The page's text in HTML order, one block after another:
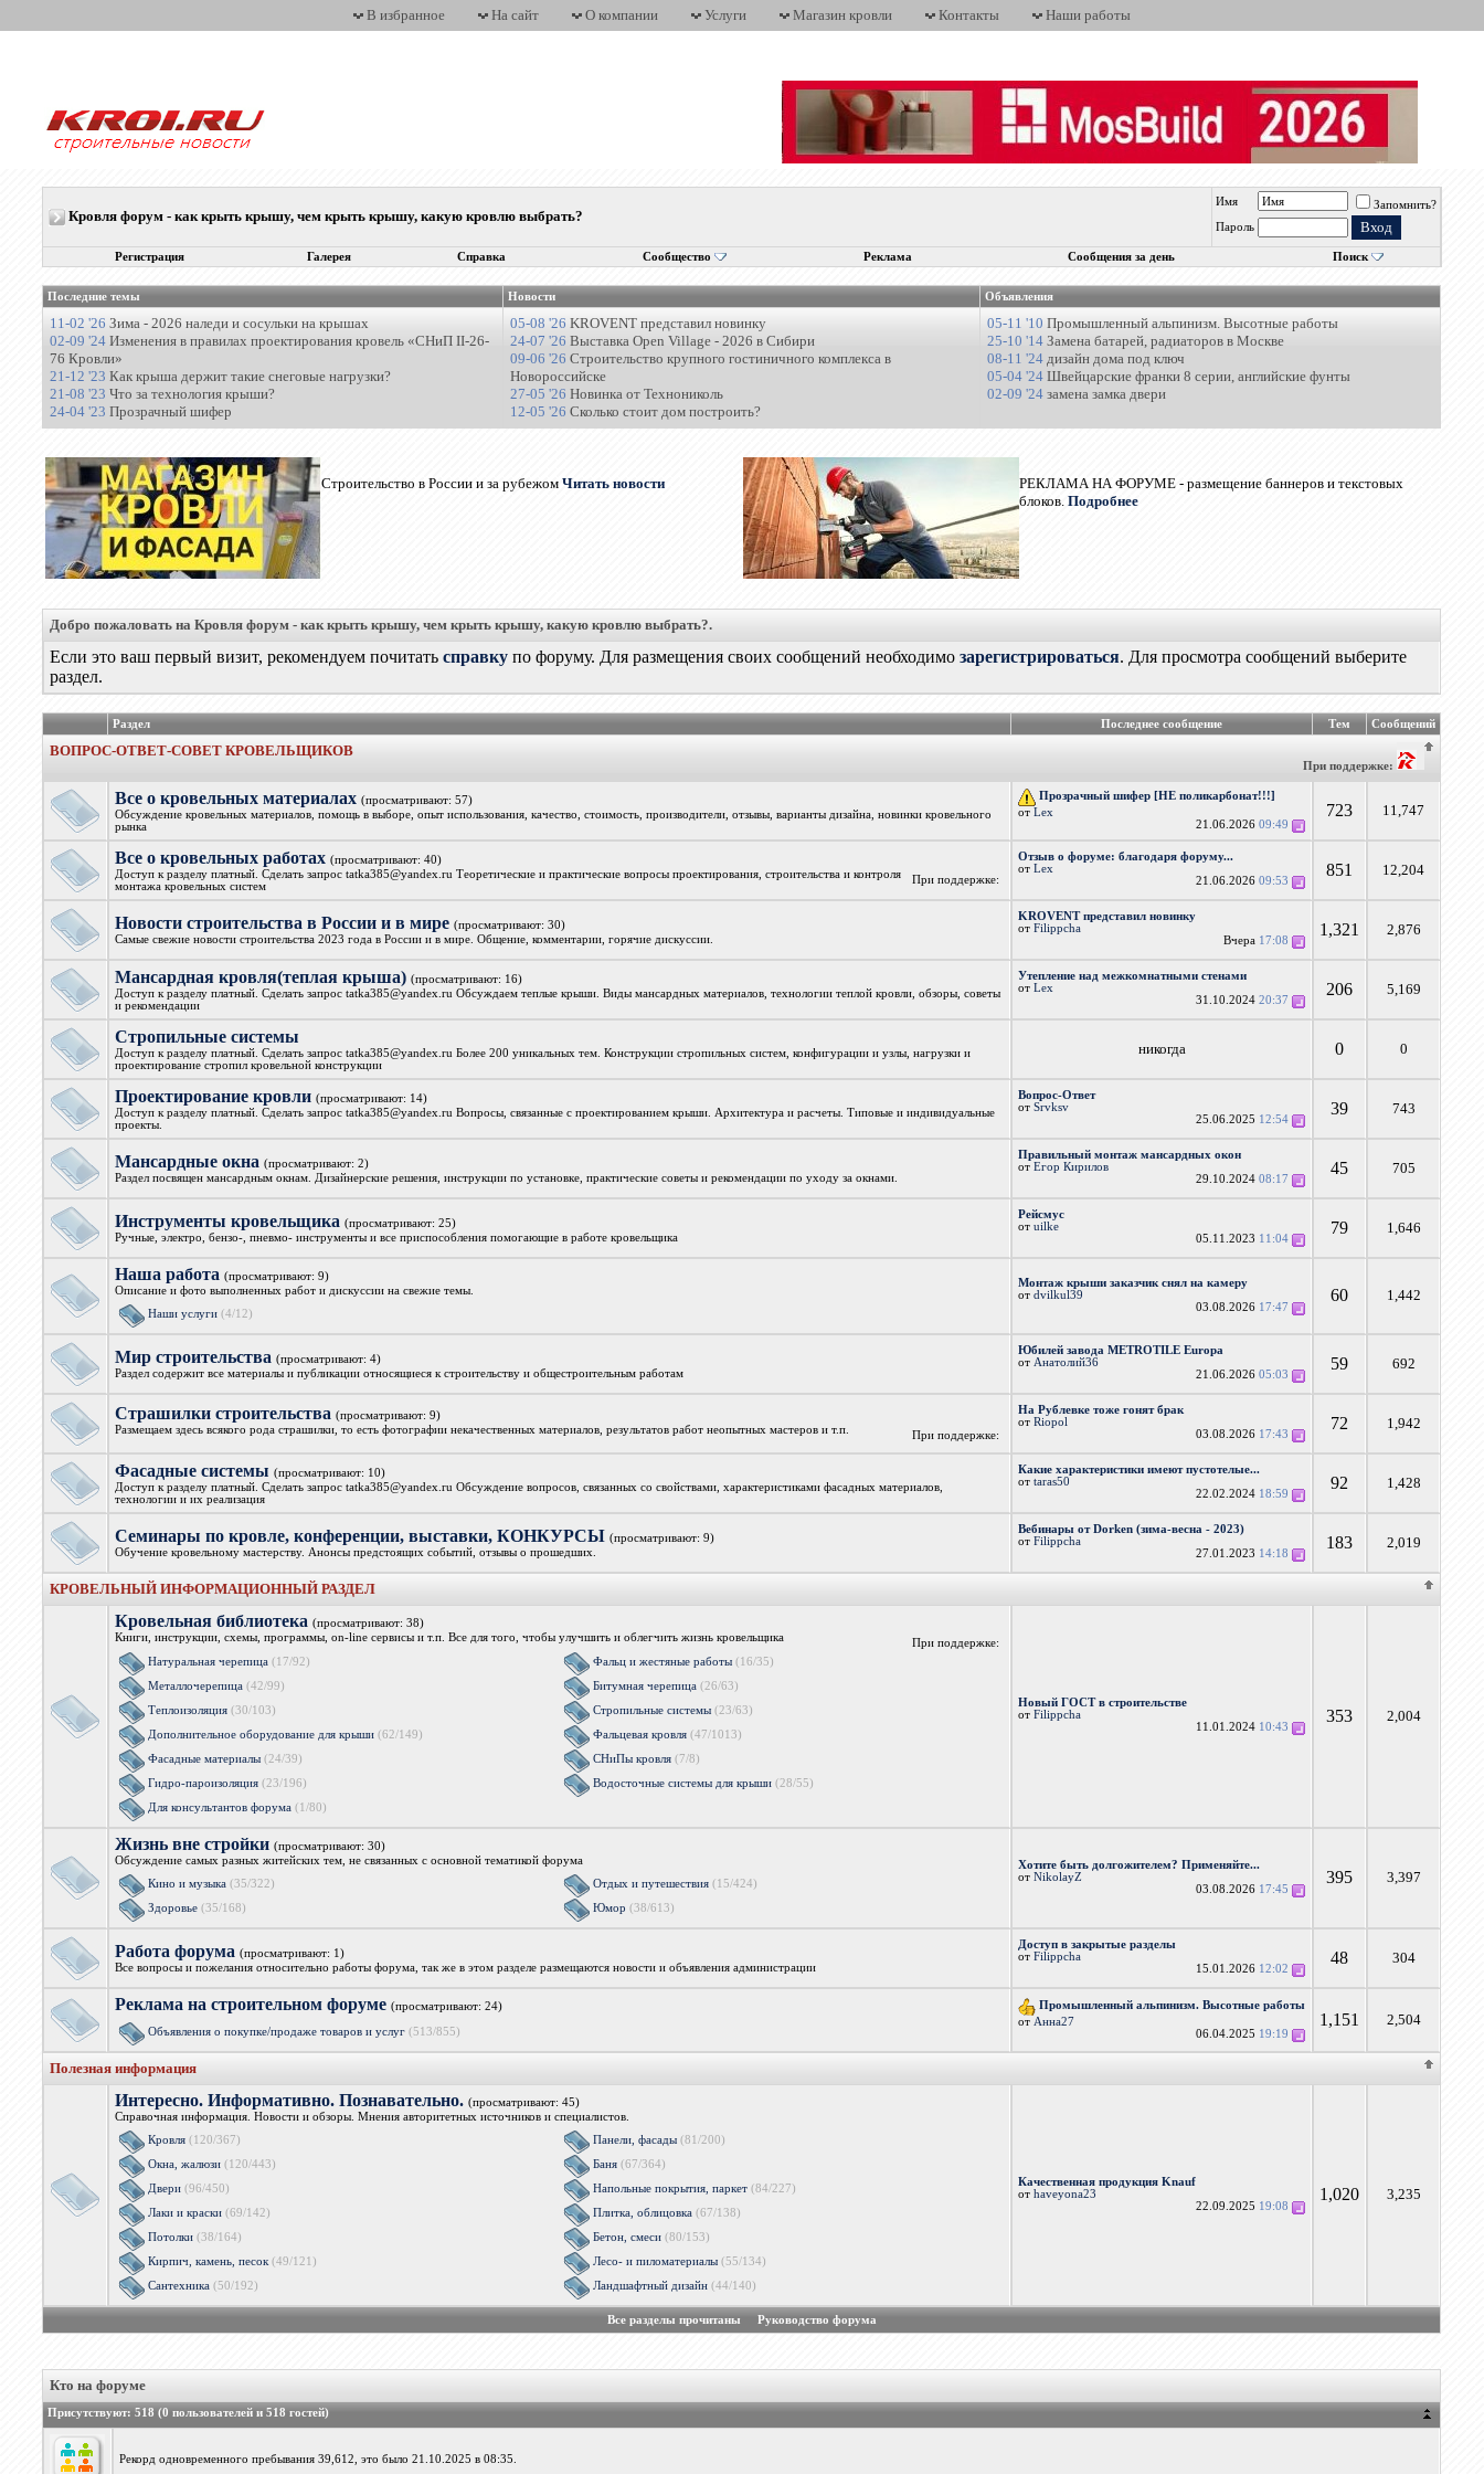
В избранное На сайт О компании Услуги Магазин кровли Контакты Наши работы
Кровля форум - как крыть крышу, чем крыть крышу, какую кровлю выбрать?
Имя
Запомнить?
Пароль
Регистрация Галерея Справка Сообщество Реклама Сообщения за день Поиск
Последние темы Новости Объявления
11-02 '26 Зима - 2026 наледи и сосульки на крышах
02-09 '24 Изменения в правилах проектирования кровель «СНиП II-26-
76 Кровли»
21-12 '23 Как крыша держит такие снеговые нагрузки?
21-08 '23 Что за технология крыши?
24-04 '23 Прозрачный шифер
05-08 '26 KROVENT представил новинку
24-07 '26 Выставка Open Village - 2026 в Сибири
09-06 '26 Строительство крупного гостиничного комплекса в
Новороссийске
27-05 '26 Новинка от Технониколь
12-05 '26 Сколько стоит дом построить?
05-11 '10 Промышленный альпинизм. Высотные работы
25-10 '14 Замена батарей, радиаторов в Москве
08-11 '24 дизайн дома под ключ
05-04 '24 Швейцарские франки 8 серии, английские фунты
02-09 '24 замена замка двери
Строительство в России и за рубежом Читать новости
РЕКЛАМА НА ФОРУМЕ - размещение баннеров и текстовых
блоков.Подробнее
Добро пожаловать на Кровля форум - как крыть крышу, чем крыть крышу, какую кровлю выбрать?.
Если это ваш первый визит, рекомендуем почитатьсправку по форуму. Для размещения своих сообщений необходимозарегистрироваться. Для просмотра сообщений выберите
раздел.
Раздел Последнее сообщение Тем Сообщений
ВОПРОС-ОТВЕТ-СОВЕТ КРОВЕЛЬЩИКОВ
При поддержке:
Все о кровельных материалах (просматривают: 57)
Обсуждение кровельных материалов, помощь в выборе, опыт использования, качество, стоимость, производители, отзывы, варианты дизайна, новинки кровельного
рынка
Прозрачный шифер [НЕ поликарбонат!!!]
отLex
21.06.202609:49
723 11,747
Все о кровельных работах (просматривают: 40)
При поддержке:
Доступ к разделу платный. Сделать запрос tatka385@yandex.ru Теоретические и практические вопросы проектирования, строительства и контроля
монтажа кровельных систем
Отзыв о форуме: благодаря форуму...
отLex
21.06.202609:53
851 12,204
Новости строительства в России и в мире (просматривают: 30)
Самые свежие новости строительства 2023 года в России и в мире. Общение, комментарии, горячие дискуссии.
KROVENT представил новинку
отFilippcha
Вчера 17:08
1,321 2,876
Мансардная кровля(теплая крыша) (просматривают: 16)
Доступ к разделу платный. Сделать запрос tatka385@yandex.ru Обсуждаем теплые крыши. Виды мансардных материалов, технологии теплой кровли, обзоры, советы
и рекомендации
Утепление над межкомнатными стенами
отLex
31.10.202420:37
206 5,169
Стропильные системы
Доступ к разделу платный. Сделать запрос tatka385@yandex.ru Более 200 уникальных тем. Конструкции стропильных систем, конфигурации и узлы, нагрузки и
проектирование стропил кровельной конструкции
никогда 0 0
Проектирование кровли (просматривают: 14)
Доступ к разделу платный. Сделать запрос tatka385@yandex.ru Вопросы, связанные с проектированием крыши. Архитектура и расчеты. Типовые и индивидуальные
проекты.
Вопрос-Ответ
отSrvksv
25.06.2025 12:54
39 743
Мансардные окна (просматривают: 2)
Раздел посвящен мансардным окнам. Дизайнерские решения, инструкции по установке, практические советы и рекомендации по уходу за окнами.
Правильный монтаж мансардных окон
отЕгор Кирилов
29.10.202408:17
45 705
Инструменты кровельщика (просматривают: 25)
Ручные, электро, бензо-, пневмо- инструменты и все приспособления помогающие в работе кровельщика
Рейсмус
отuilke
05.11.2023 11:04
79 1,646
Наша работа (просматривают: 9)
Описание и фото выполненных работ и дискуссии на свежие темы.
Наши услуги (4/12)
Монтаж крыши заказчик снял на камеру
отdvilkul39
03.08.2026 17:47
60 1,442
Мир строительства (просматривают: 4)
Раздел содержит все материалы и публикации относящиеся к строительству и общестроительным работам
Юбилей завода METROTILE Europa
от Анатолий36
21.06.202605:03
59 692
Страшилки строительства (просматривают: 9)
При поддержке:
Размещаем здесь всякого рода страшилки, то есть фотографии некачественных материалов, результатов работ неопытных мастеров и т.п.
На Рублевке тоже гонят брак
отRiopol
03.08.2026 17:43
72 1,942
Фасадные системы (просматривают: 10)
Доступ к разделу платный. Сделать запрос tatka385@yandex.ru Обсуждение вопросов, связанных со свойствами, характеристиками фасадных материалов,
технологии и их реализация
Какие характеристики имеют пустотелые...
отtaras50
22.02.2024 18:59
92 1,428
Семинары по кровле, конференции, выставки, КОНКУРСЫ (просматривают: 9)
Обучение кровельному мастерству. Анонсы предстоящих событий, отзывы о прошедших.
Вебинары от Dorken (зима-весна - 2023)
отFilippcha
27.01.2023 14:18
183 2,019
КРОВЕЛЬНЫЙ ИНФОРМАЦИОННЫЙ РАЗДЕЛ
Кровельная библиотека (просматривают: 38)
При поддержке:
Книги, инструкции, схемы, программы, on-line сервисы и т.п. Все для того, чтобы улучшить и облегчить жизнь кровельщика
Натуральная черепица (17/92) Фальц и жестяные работы (16/35)
Металлочерепица (42/99) Битумная черепица (26/63)
Теплоизоляция (30/103) Стропильные системы (23/63)
Дополнительное оборудование для крыши (62/149) Фальцевая кровля (47/1013)
Фасадные материалы (24/39) СНиПы кровля (7/8)
Гидро-пароизоляция (23/196) Водосточные системы для крыши (28/55)
Для консультантов форума (1/80)
Новый ГОСТ в строительстве
отFilippcha
11.01.2024 10:43
353 2,004
Жизнь вне стройки (просматривают: 30)
Обсуждение самых разных житейских тем, не связанных с основной тематикой форума
Кино и музыка (35/322) Отдых и путешествия (15/424)
Здоровье (35/168) Юмор (38/613)
Хотите быть долгожителем? Применяйте...
отNikolayZ
03.08.2026 17:45
395 3,397
Работа форума (просматривают: 1)
Все вопросы и пожелания относительно работы форума, так же в этом разделе размещаются новости и объявления администрации
Доступ в закрытые разделы
отFilippcha
15.01.2026 12:02
48 304
Реклама на строительном форуме (просматривают: 24)
Объявления о покупке/продаже товаров и услуг (513/855)
Промышленный альпинизм. Высотные работы
от Анна27
06.04.2025 19:19
1,151 2,504
Полезная информация
Интересно. Информативно. Познавательно. (просматривают: 45)
Справочная информация. Новости и обзоры. Мнения авторитетных источников и специалистов.
Кровля (120/367) Панели, фасады (81/200)
Окна, жалюзи (120/443) Баня (67/364)
Двери (96/450) Напольные покрытия, паркет (84/227)
Лаки и краски (69/142) Плитка, облицовка (67/138)
Потолки (38/164) Бетон, смеси (80/153)
Кирпич, камень, песок(49/121) Лесо- и пиломатериалы (55/134)
Сантехника (50/192) Ландшафтный дизайн (44/140)
Качественная продукция Knauf
отhaveyona23
22.09.2025 19:08
1,020 3,235
Все разделы прочитаны Руководство форума
Кто на форуме
Присутствуют: 518 (0 пользователей и 518 гостей)
Рекорд одновременного пребывания 39,612, это было 21.10.2025 в 08:35.